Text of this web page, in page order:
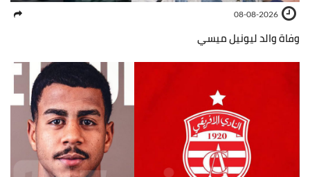
08-08-2026
وفاة والد ليونيل ميسي